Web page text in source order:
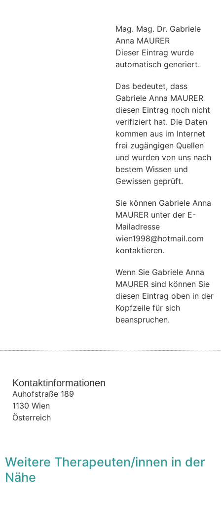
Mag. Mag. Dr. Gabriele
Anna MAURER
Dieser Eintrag wurde
automatisch generiert.
Das bedeutet, dass
Gabriele Anna MAURER
diesen Eintrag noch nicht
verifiziert hat. Die Daten
kommen aus im Internet
frei zugängigen Quellen
und wurden von uns nach
bestem Wissen und
Gewissen geprüft.
Sie können Gabriele Anna
MAURER unter der E-
Mailadresse
wien1998@hotmail.com
kontaktieren.
Wenn Sie Gabriele Anna
MAURER sind können Sie
diesen Eintrag oben in der
Kopfzeile für sich
beanspruchen.
Kontaktinformationen
Auhofstraße 189
1130 Wien
Österreich
Weitere Therapeuten/innen in der
Nähe